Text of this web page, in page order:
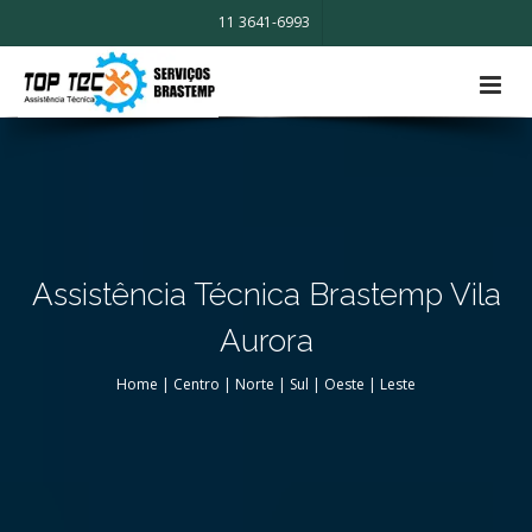
11 3641-6993
Assistência Técnica Brastemp Vila
Aurora
Home | Centro | Norte | Sul | Oeste | Leste